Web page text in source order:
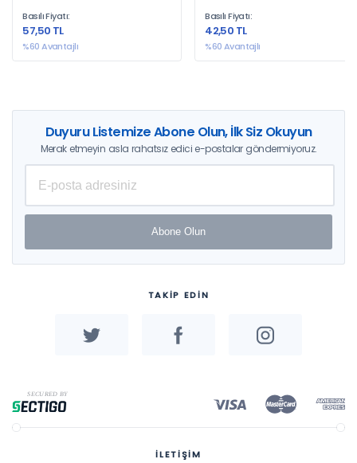
Basılı Fiyatı:
57,50 TL
%60 Avantajlı
Basılı Fiyatı:
42,50 TL
%60 Avantajlı
Duyuru Listemize Abone Olun, İlk Siz Okuyun
Merak etmeyin asla rahatsız edici e-postalar göndermiyoruz.
Abone Olun
TAKİP EDİN
İLETİŞİM